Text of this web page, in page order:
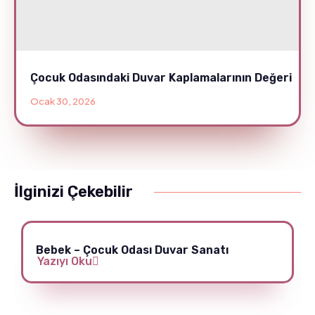
Çocuk Odasındaki Duvar Kaplamalarının Değeri
Ocak 30, 2026
İlginizi Çekebilir
Bebek – Çocuk Odası Duvar Sanatı
Yazıyı Oku